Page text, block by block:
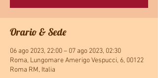
Orario & Sede
06 ago 2023, 22:00 – 07 ago 2023, 02:30
Roma, Lungomare Amerigo Vespucci, 6, 00122
Roma RM, Italia